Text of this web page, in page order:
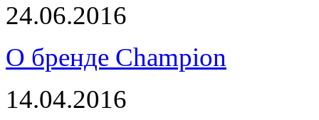
24.06.2016
О бренде Champion
14.04.2016